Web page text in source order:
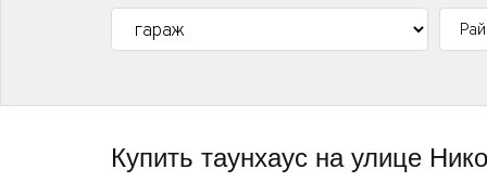
Купить таунхаус на улице